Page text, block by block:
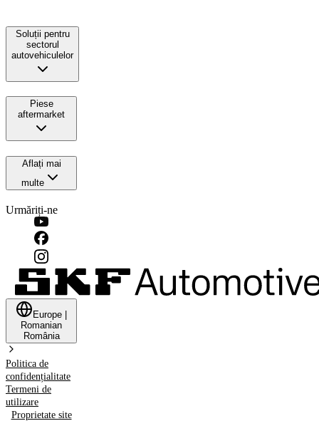
Soluții pentru
sectorul
autovehiculelor
Piese
aftermarket
Aflați mai
multe
Urmăriți-ne
Europe
Romanian
România
Politica de
confidențialitate
Termeni de
utilizare
Proprietate site